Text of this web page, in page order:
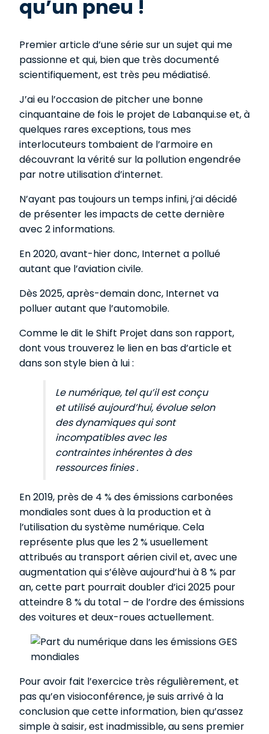
qu’un pneu !
Premier article d’une série sur un sujet qui me
passionne et qui, bien que très documenté
scientifiquement, est très peu médiatisé.
J’ai eu l’occasion de pitcher une bonne
cinquantaine de fois le projet de Labanqui.se et, à
quelques rares exceptions, tous mes
interlocuteurs tombaient de l’armoire en
découvrant la vérité sur la pollution engendrée
par notre utilisation d’internet.
N’ayant pas toujours un temps infini, j’ai décidé
de présenter les impacts de cette dernière
avec 2 informations.
En 2020, avant-hier donc, Internet a pollué
autant que l’aviation civile.
Dès 2025, après-demain donc, Internet va
polluer autant que l’automobile.
Comme le dit le Shift Projet dans son rapport,
dont vous trouverez le lien en bas d’article et
dans son style bien à lui :
Le numérique, tel qu’il est conçu
et utilisé aujourd’hui, évolue selon
des dynamiques qui sont
incompatibles avec les
contraintes inhérentes à des
ressources finies .
En 2019, près de 4 % des émissions carbonées
mondiales sont dues à la production et à
l’utilisation du système numérique. Cela
représente plus que les 2 % usuellement
attribués au transport aérien civil et, avec une
augmentation qui s’élève aujourd’hui à 8 % par
an, cette part pourrait doubler d’ici 2025 pour
atteindre 8 % du total – de l’ordre des émissions
des voitures et deux-roues actuellement.
Pour avoir fait l’exercice très régulièrement, et
pas qu’en visioconférence, je suis arrivé à la
conclusion que cette information, bien qu’assez
simple à saisir, est inadmissible, au sens premier